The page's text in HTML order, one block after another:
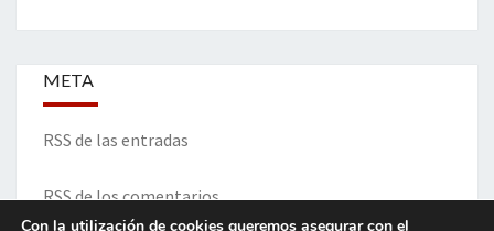
META
RSS de las entradas
RSS de los comentarios
Con la utilización de cookies queremos asegurar con el